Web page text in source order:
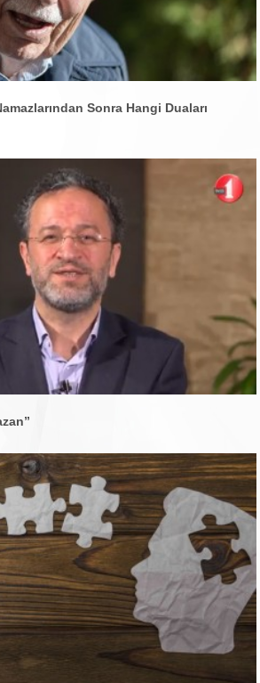
Sonra Hangi Duaları